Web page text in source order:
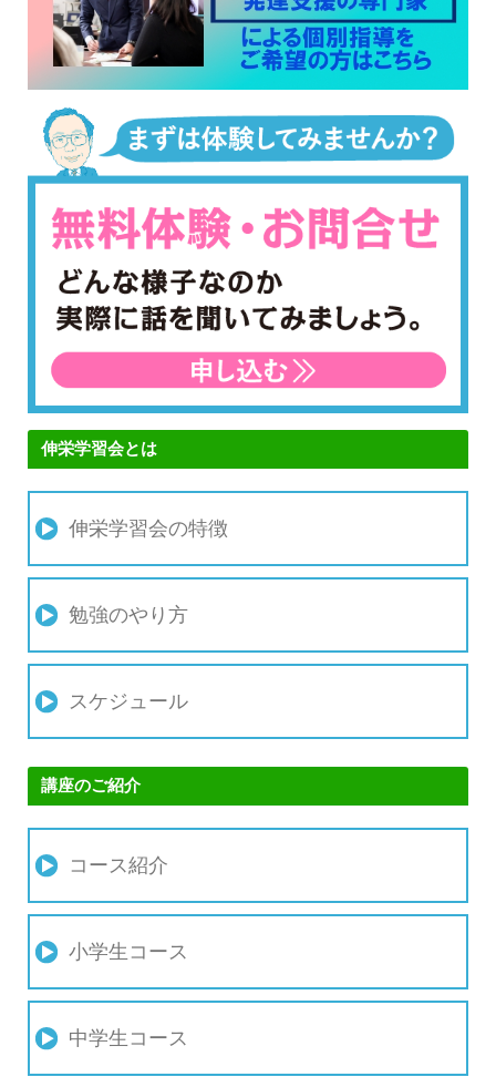
伸栄学習会とは
伸栄学習会の特徴
勉強のやり方
スケジュール
講座のご紹介
コース紹介
小学生コース
中学生コース